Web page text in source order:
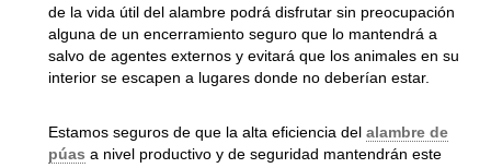
de la vida útil del alambre podrá disfrutar sin preocupación
alguna de un encerramiento seguro que lo mantendrá a
salvo de agentes externos y evitará que los animales en su
interior se escapen a lugares donde no deberían estar.
Estamos seguros de que la alta eficiencia del alambre de
púas a nivel productivo y de seguridad mantendrán este